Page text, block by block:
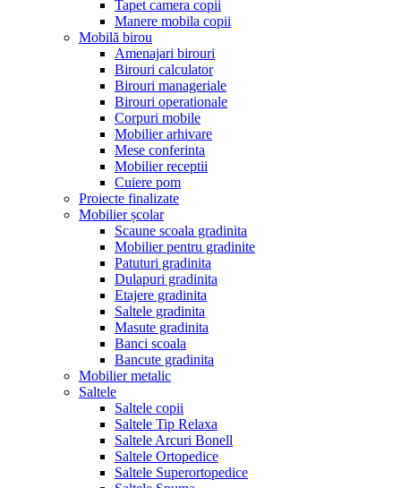
Tapet camera copii
Manere mobila copii
Mobilă birou
Amenajari birouri
Birouri calculator
Birouri manageriale
Birouri operationale
Corpuri mobile
Mobilier arhivare
Mese conferinta
Mobilier receptii
Cuiere pom
Proiecte finalizate
Mobilier școlar
Scaune scoala gradinita
Mobilier pentru gradinite
Patuturi gradinita
Dulapuri gradinita
Etajere gradinita
Saltele gradinita
Masute gradinita
Banci scoala
Bancute gradinita
Mobilier metalic
Saltele
Saltele copii
Saltele Tip Relaxa
Saltele Arcuri Bonell
Saltele Ortopedice
Saltele Superortopedice